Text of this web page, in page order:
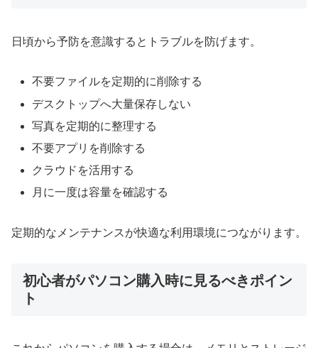
日頃から予防を意識するとトラブルを防げます。
不要ファイルを定期的に削除する
デスクトップへ大量保存しない
写真を定期的に整理する
不要アプリを削除する
クラウドを活用する
月に一度は容量を確認する
定期的なメンテナンスが快適な利用環境につながります。
初心者がパソコン購入時に見るべきポイン
ト